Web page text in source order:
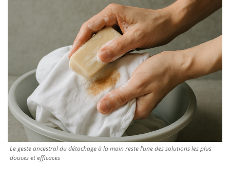
Le geste ancestral du détachage à la main reste l’une des solutions les plus
douces et efficaces